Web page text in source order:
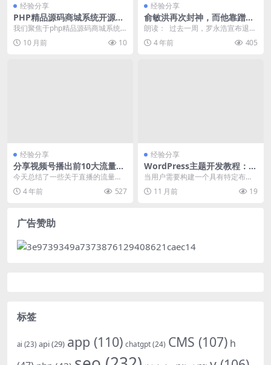
经验分享
PHP精品源码商城系统开源：
性能深度优化实践
我们聚焦于php精品源码商城系统
开源版本的性能优化实践。通过调
整服务器配置、实施...
10 月前 10
经验分享
俞敏洪再次封神，而他靠蹭流
量一晚上赚了70W
朗读： 过去一周，罗永浩宣布退出
社交平台的几天时间，除了唐山刷
屏最多，剩下的就...
4 年前 405
经验分享
分享视频号播出前10大流量来
源对比做一做
今天总结了一些关于直播的流量来
源，在这里分享给大家。通过比较
可以做一做。我们的视...
4 年前 527
经验分享
WordPress主题开发教程：实
现自定义页面模板与SEO优化
实践
当用户需要构建一个具有特定布局
和功能的页面，而现有WordPress
页面类型无法...
11 月前 19
广告赞助
标签
ai (23) api(29) app (110) chatgpt(24) CMS (107) h